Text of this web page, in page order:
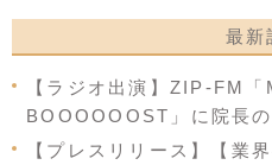
最新
【ラジオ出演】ZIP-FM
BOOOOOOST」に院長
【プレスリリース】【業